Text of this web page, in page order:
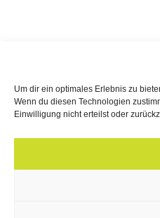
Um dir ein optimales Erlebnis zu
Wenn du diesen Technologien
Einwilligung nicht erteilst oder